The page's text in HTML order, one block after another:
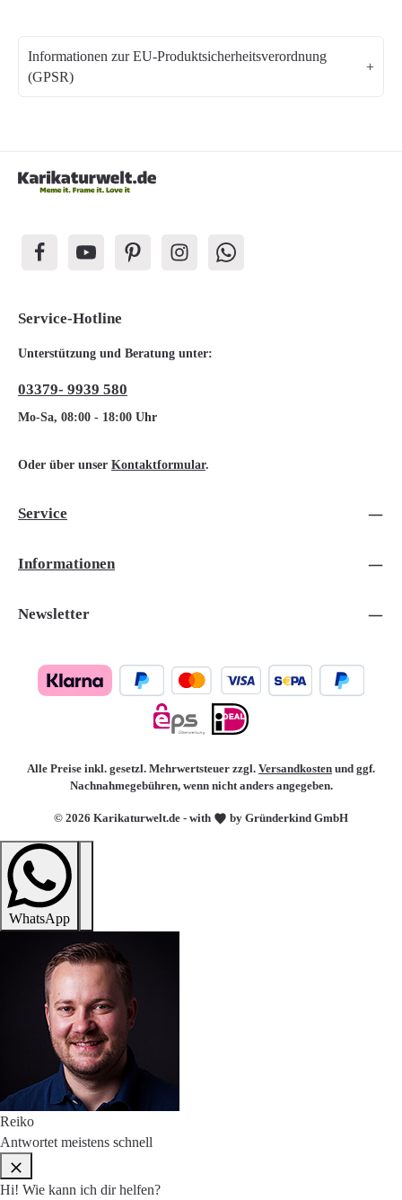
Informationen zur EU-Produktsicherheitsverordnung
(GPSR)
Service-Hotline
Unterstützung und Beratung unter:
03379- 9939 580
Mo-Sa, 08:00 - 18:00 Uhr
Oder über unser Kontaktformular.
Service
Informationen
Newsletter
© 2026 Karikaturwelt.de - with by Gründerkind GmbH
Alle Preise inkl. gesetzl. Mehrwertsteuer zzgl. Versandkosten und ggf.
Nachnahmegebühren, wenn nicht anders angegeben.
WhatsApp
Reiko
Antwortet meistens schnell
Hi! Wie kann ich dir helfen?